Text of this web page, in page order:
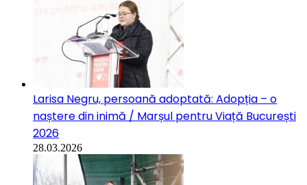
Larisa Negru, persoană adoptată: Adopția – o
naștere din inimă / Marșul pentru Viață București
2026
28.03.2026